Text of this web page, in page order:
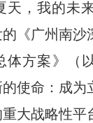
天，我的未
《广州南沙
体方案》（
使命：成为
大战略性平